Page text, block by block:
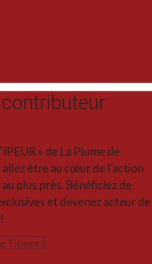
» de La Plume de
être au cœur de l’action
plus près. Bénéficiez de
et devenez acteur de
Tipeee !